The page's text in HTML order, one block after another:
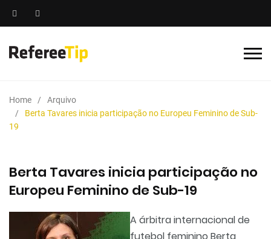
Home
Arquivo
Berta Tavares inicia participação no Europeu Feminino de Sub-
19
Berta Tavares inicia participação no
Europeu Feminino de Sub-19
A árbitra internacional de